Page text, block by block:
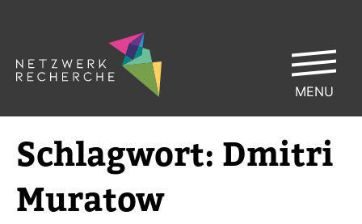
Schlag­wort: Dmitri
Muratow
MENU